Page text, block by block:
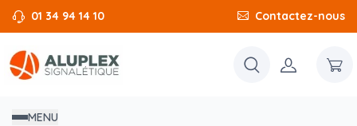
01 34 94 14 10 Contactez-nous
MENU